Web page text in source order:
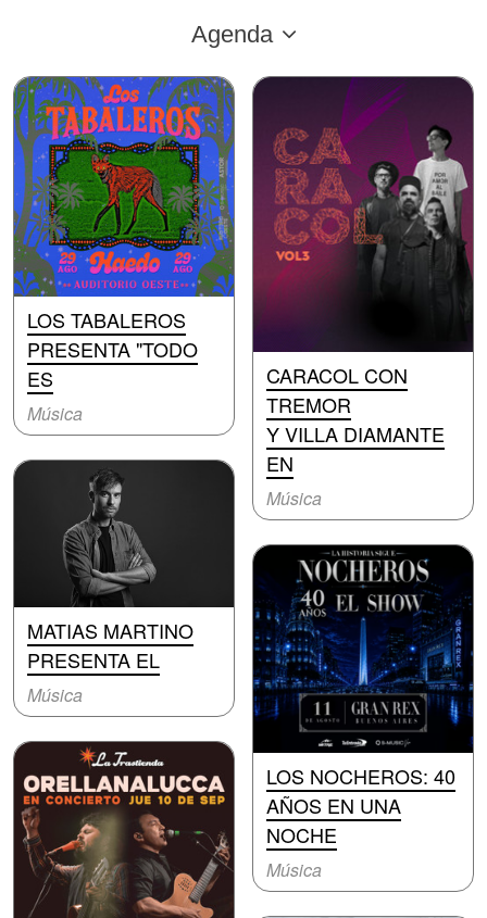
Agenda
LOS TABALEROS
PRESENTA "TODO
ES
Música
MATIAS MARTINO
PRESENTA EL
Música
CARACOL CON
TREMOR
Y VILLA DIAMANTE
EN
Música
LOS NOCHEROS: 40
AÑOS EN UNA
NOCHE
Música